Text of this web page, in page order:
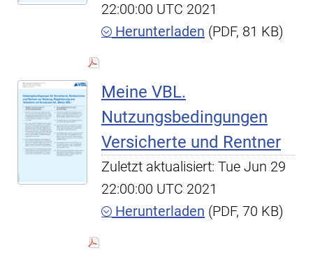
22:00:00 UTC 2021
Herunterladen (PDF, 81 KB)
Meine VBL.
Nutzungsbedingungen
Versicherte und Rentner
Zuletzt aktualisiert: Tue Jun 29
22:00:00 UTC 2021
Herunterladen (PDF, 70 KB)